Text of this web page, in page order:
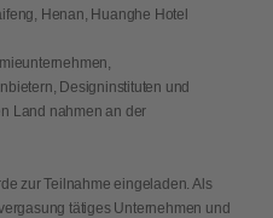
Henan, Huanghe Hotel
Designinstituten und
Land nahmen an der
zur Teilnahme eingeladen. Als
tätiges Unternehmen und